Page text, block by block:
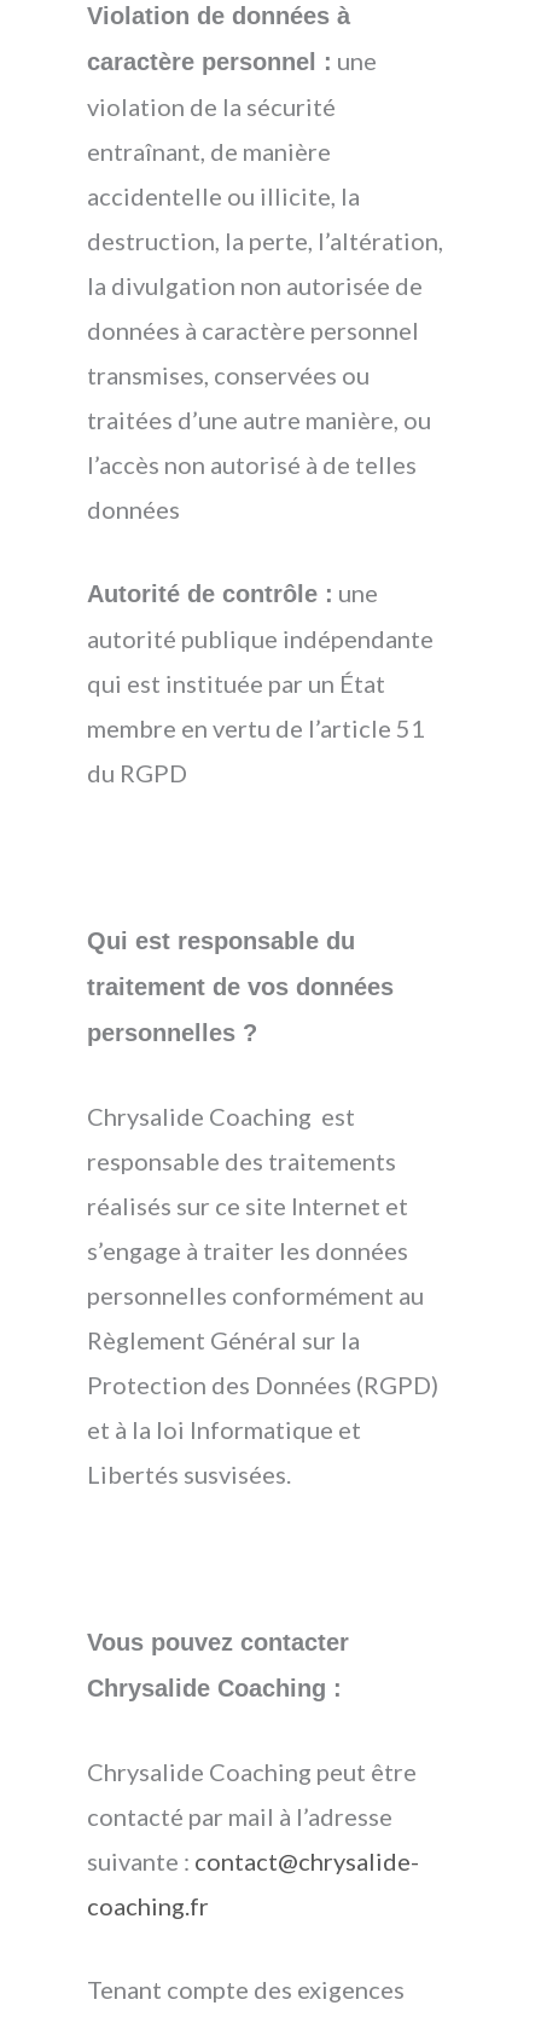
Violation de données à
caractère personnel : une
violation de la sécurité
entraînant, de manière
accidentelle ou illicite, la
destruction, la perte, l’altération,
la divulgation non autorisée de
données à caractère personnel
transmises, conservées ou
traitées d’une autre manière, ou
l’accès non autorisé à de telles
données
Autorité de contrôle : une
autorité publique indépendante
qui est instituée par un État
membre en vertu de l’article 51
du RGPD
Qui est responsable du
traitement de vos données
personnelles ?
Chrysalide Coaching est
responsable des traitements
réalisés sur ce site Internet et
s’engage à traiter les données
personnelles conformément au
Règlement Général sur la
Protection des Données (RGPD)
et à la loi Informatique et
Libertés susvisées.
Vous pouvez contacter
Chrysalide Coaching :
Chrysalide Coaching peut être
contacté par mail à l’adresse
suivante : contact@chrysalide-
coaching.fr
Tenant compte des exigences